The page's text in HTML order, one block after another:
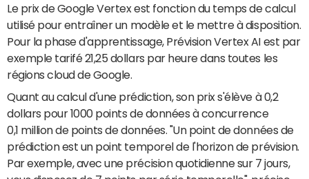
Le prix de Google Vertex est fonction du temps de calcul
utilisé pour entraîner un modèle et le mettre à disposition.
Pour la phase d'apprentissage, Prévision Vertex AI est par
exemple tarifé 21,25 dollars par heure dans toutes les
régions cloud de Google.
Quant au calcul d'une prédiction, son prix s'élève à 0,2
dollars pour 1000 points de données à concurrence
0,1 million de points de données. "Un point de données de
prédiction est un point temporel de l'horizon de prévision.
Par exemple, avec une précision quotidienne sur 7 jours,